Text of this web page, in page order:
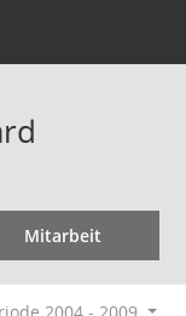
Mitarbeit